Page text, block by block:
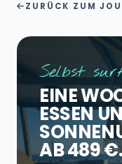
ZURÜCK ZUM
Selbst
EINE
ESSEN
AB 489